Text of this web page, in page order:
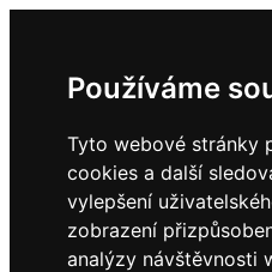
Používáme
Tyto webové stránky
cookies a další
vylepšení
zobrazení
analýzy návštěvnosti